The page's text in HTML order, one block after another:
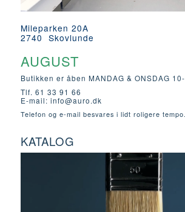
Mileparken 20A
2740 Skovlunde
AUGUST
Butikken er åben MANDAG & ONSDAG
Tlf. 61 33 91 66
E-mail: info@auro.dk
Telefon og e-mail besvares i lidt roligere
KATALOG